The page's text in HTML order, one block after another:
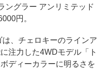
ングラー アンリミテッド
円。
、チェロキーのラインア
注力した4WDモデル「ト
ディーカラーに明るさを